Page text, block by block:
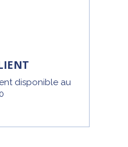
disponible au